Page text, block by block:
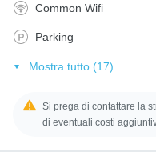
Common Wifi
Parking
Mostra tutto (17)
Si prega di contattare la
di eventuali costi